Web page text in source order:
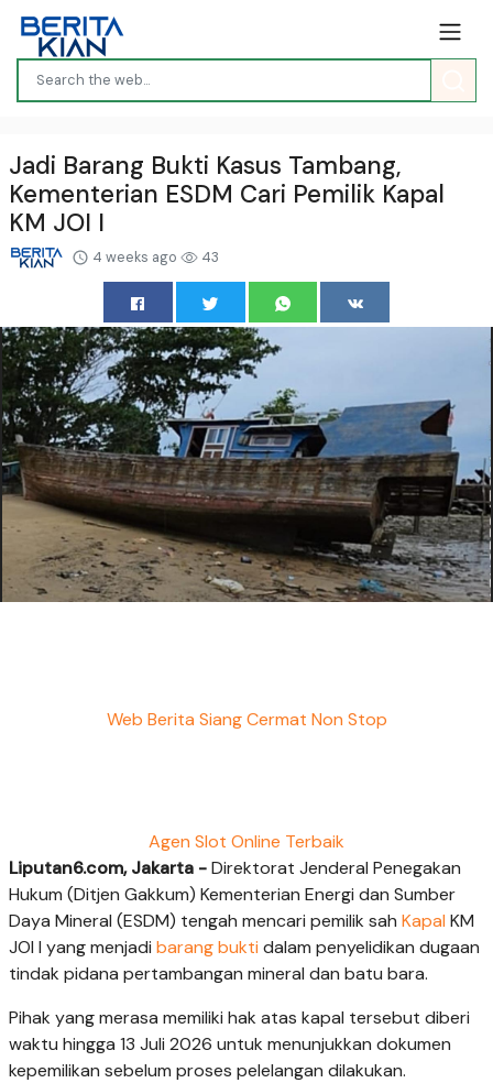
Jadi Barang Bukti Kasus Tambang,
Kementerian ESDM Cari Pemilik Kapal
KM JOI I
4 weeks ago 43
Web Berita Siang Cermat Non Stop
Agen Slot Online Terbaik
Liputan6.com, Jakarta -Direktorat Jenderal Penegakan
Hukum (Ditjen Gakkum) Kementerian Energi dan Sumber
Daya Mineral (ESDM) tengah mencari pemilik sah Kapal KM
JOI I yang menjadi barang bukti dalam penyelidikan dugaan
tindak pidana pertambangan mineral dan batu bara.
Pihak yang merasa memiliki hak atas kapal tersebut diberi
waktu hingga 13 Juli 2026 untuk menunjukkan dokumen
kepemilikan sebelum proses pelelangan dilakukan.